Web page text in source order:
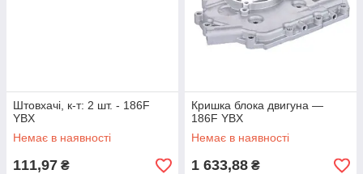
Штовхачі, к-т: 2 шт. - 186F
YBX
Немає в наявності
111,97 ₴
Кришка блока двигуна —
186F YBX
Немає в наявності
1 633,88 ₴